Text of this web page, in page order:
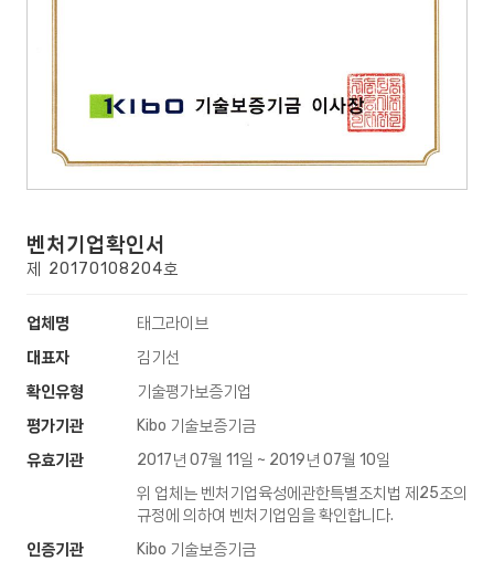
벤처기업확인서
제 20170108204호
업체명
태그라이브
대표자
김기선
확인유형
기술평가보증기업
평가기관
Kibo 기술보증기금
유효기관
2017년 07월 11일 ~ 2019년 07월 10일
위 업체는 벤처기업육성에관한특별조치법 제25조의
규정에 의하여 벤처기업임을 확인합니다.
인증기관
Kibo 기술보증기금